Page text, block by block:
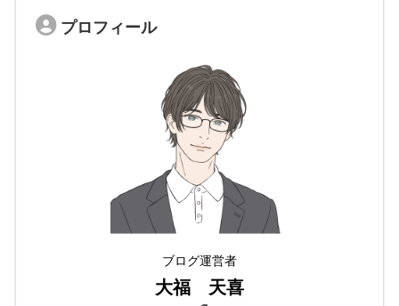
プロフィール
ブログ運営者
大福 天喜